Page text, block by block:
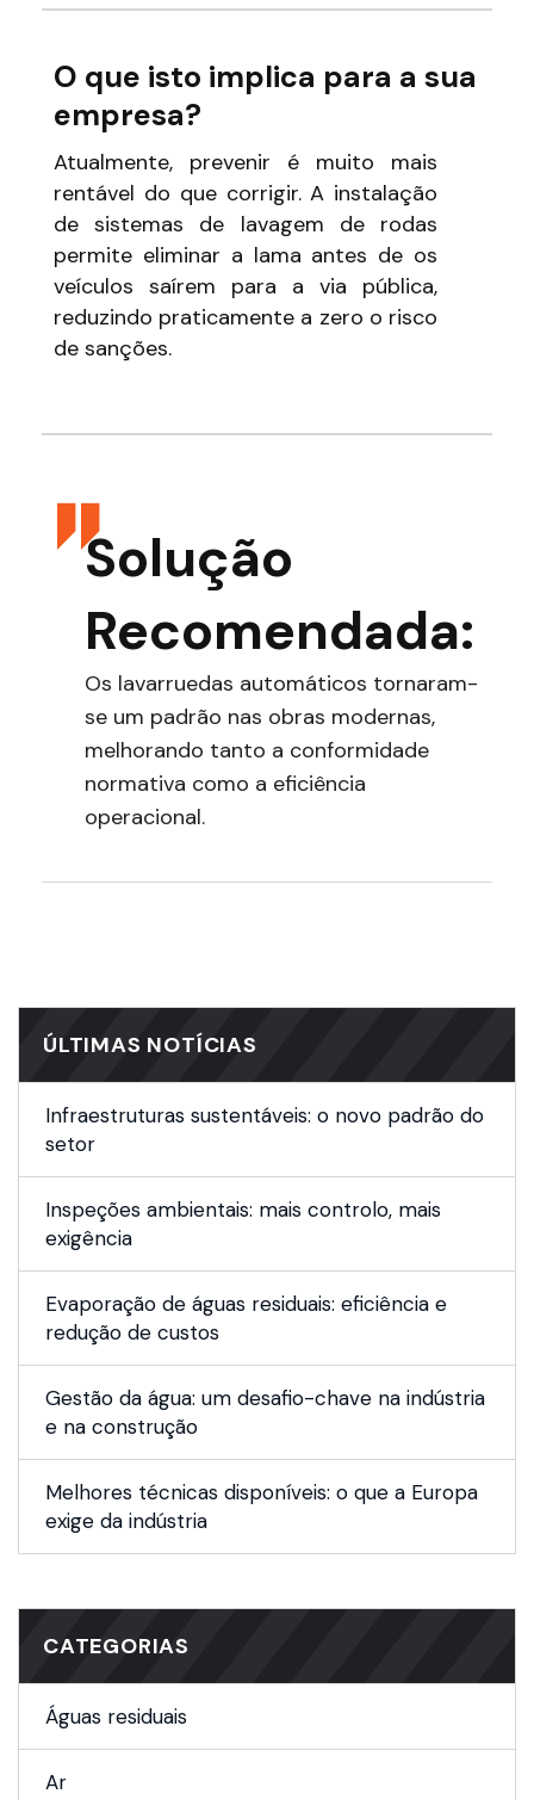
O que isto implica para a sua
empresa?
Atualmente, prevenir é muito mais
rentável do que corrigir. A instalação
de sistemas de lavagem de rodas
permite eliminar a lama antes de os
veículos saírem para a via pública,
reduzindo praticamente a zero o risco
de sanções.
Solução
Recomendada:
Os lavarruedas automáticos tornaram-
se um padrão nas obras modernas,
melhorando tanto a conformidade
normativa como a eficiência
operacional.
ÚLTIMAS NOTÍCIAS
Infraestruturas sustentáveis: o novo padrão do
setor
Inspeções ambientais: mais controlo, mais
exigência
Evaporação de águas residuais: eficiência e
redução de custos
Gestão da água: um desafio-chave na indústria
e na construção
Melhores técnicas disponíveis: o que a Europa
exige da indústria
CATEGORIAS
Águas residuais
Ar